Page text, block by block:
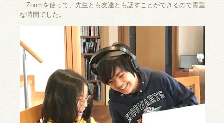
Zoomを使って、先生とも友達とも話すことができるので貴重
な時間でした。